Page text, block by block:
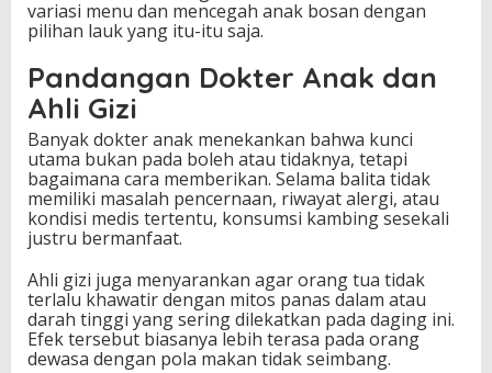
variasi menu dan mencegah anak bosan dengan
pilihan lauk yang itu-itu saja.
Pandangan Dokter Anak dan
Ahli Gizi
Banyak dokter anak menekankan bahwa kunci
utama bukan pada boleh atau tidaknya, tetapi
bagaimana cara memberikan. Selama balita tidak
memiliki masalah pencernaan, riwayat alergi, atau
kondisi medis tertentu, konsumsi kambing sesekali
justru bermanfaat.
Ahli gizi juga menyarankan agar orang tua tidak
terlalu khawatir dengan mitos panas dalam atau
darah tinggi yang sering dilekatkan pada daging ini.
Efek tersebut biasanya lebih terasa pada orang
dewasa dengan pola makan tidak seimbang.